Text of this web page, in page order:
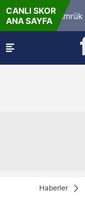
CANLI SKOR
ANA SAYFA
Karagümrük
Haberler